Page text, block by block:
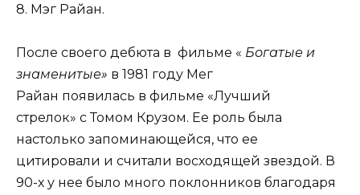
8. Мэг Райан.
После своего дебюта в фильме « Богатые и
знаменитые» в 1981 году Мег
Райан появилась в фильме «Лучший
стрелок» с Томом Крузом. Ее роль была
настолько запоминающейся, что ее
цитировали и считали восходящей звездой. В
90-х у нее было много поклонников благодаря